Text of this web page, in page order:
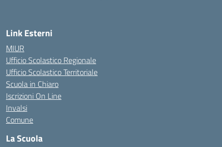
Link Esterni
MIUR
Ufficio Scolastico Regionale
Ufficio Scolastico Territoriale
Scuola in Chiaro
Iscrizioni On Line
Invalsi
Comune
La Scuola